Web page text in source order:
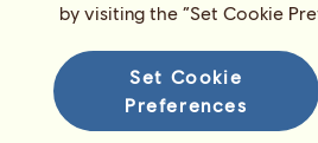
Galope
Salto
by visiting the “Set Cookie
Set Cookie
Preferences